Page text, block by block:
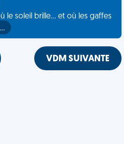
le soleil brille... et où les gaffes
VDM SUIVANTE